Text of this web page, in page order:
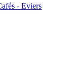
- Eviers